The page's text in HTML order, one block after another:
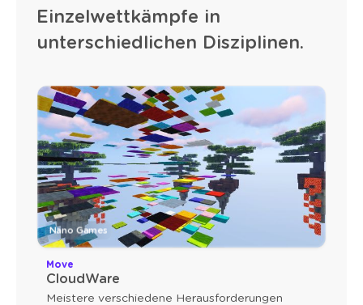
Einzelwettkämpfe in
unterschiedlichen Disziplinen.
Nano Games
Move
CloudWare
Meistere verschiedene Herausforderungen